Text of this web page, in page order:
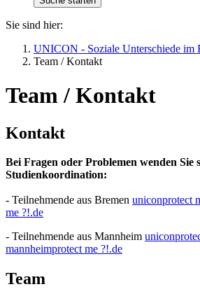
Sie sind hier:
UNICON - Soziale Unterschiede im
Team / Kontakt
Team / Kontakt
Kontakt
Bei Fragen oder Problemen wenden Sie
Studienkoordination:
- Teilnehmende aus Bremen uniconprotect
me ?!.de
- Teilnehmende aus Mannheim unicon
mannheimprotect me ?!.de
Team